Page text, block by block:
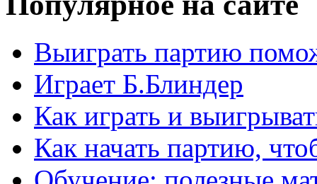
Выиграть партию
Играет Б.Блиндер
Как играть и
Как начать партию,